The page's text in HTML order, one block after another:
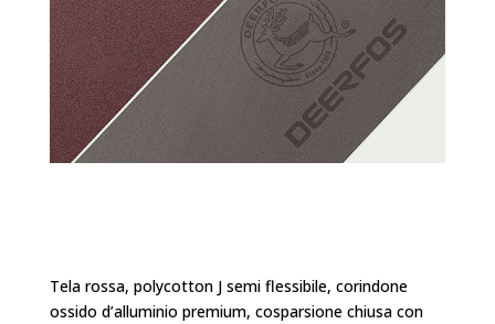
Tela rossa, polycotton J semi flessibile, corindone
ossido d’alluminio premium, cosparsione chiusa con